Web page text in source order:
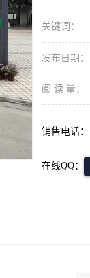
关键词：
发布日期：
阅 读 量：
销售电话：
在线QQ：